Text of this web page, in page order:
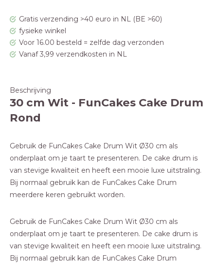
Gratis verzending >40 euro in NL (BE >60)
fysieke winkel
Voor 16.00 besteld = zelfde dag verzonden
Vanaf 3,99 verzendkosten in NL
Beschrijving
30 cm Wit - FunCakes Cake Drum
Rond
Gebruik de FunCakes Cake Drum Wit Ø30 cm als
onderplaat om je taart te presenteren. De cake drum is
van stevige kwaliteit en heeft een mooie luxe uitstraling.
Bij normaal gebruik kan de FunCakes Cake Drum
meerdere keren gebruikt worden.
Gebruik de FunCakes Cake Drum Wit Ø30 cm als
onderplaat om je taart te presenteren. De cake drum is
van stevige kwaliteit en heeft een mooie luxe uitstraling.
Bij normaal gebruik kan de FunCakes Cake Drum